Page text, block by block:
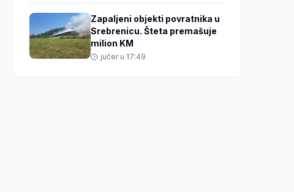
Zapaljeni objekti povratnika u
Srebrenicu. Šteta premašuje
milion KM
jučer u 17:49